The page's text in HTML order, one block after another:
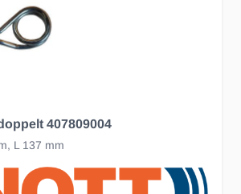
407809004
L 137 mm